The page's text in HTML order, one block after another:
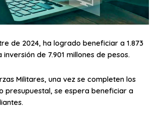
de 2024, ha logrado beneficiar a 1.873
de 7.901 millones de pesos.
Militares, una vez se completen los
presupuestal, se espera beneficiar a